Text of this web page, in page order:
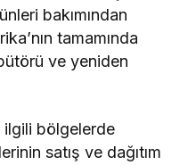
bakımından
tamamında
ve yeniden
ilgili bölgelerde
satış ve dağıtım